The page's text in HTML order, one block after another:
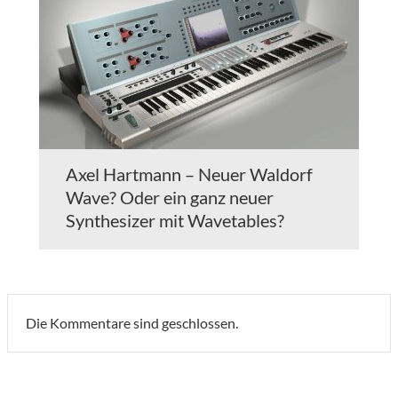
Axel Hartmann – Neuer Waldorf
Wave? Oder ein ganz neuer
Synthesizer mit Wavetables?
Die Kommentare sind geschlossen.